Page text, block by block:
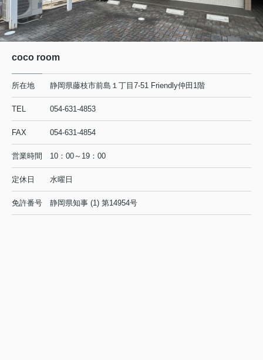
coco room
所在地 静岡県藤枝市前島１丁目7-51 Friendly仲田1階
TEL 054-631-4853
FAX 054-631-4854
営業時間 10：00～19：00
定休日 水曜日
免許番号 静岡県知事 (1) 第14954号